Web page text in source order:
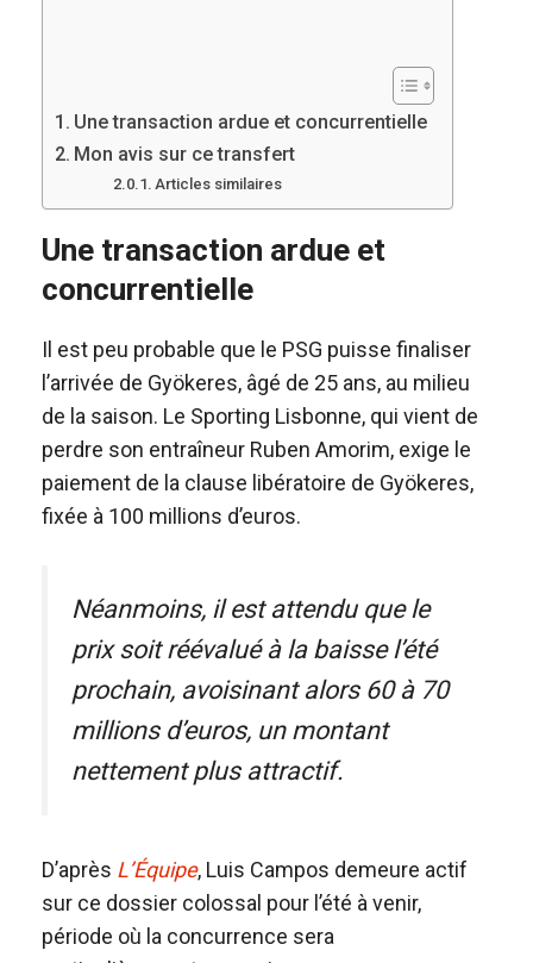
Une transaction ardue et concurrentielle
Mon avis sur ce transfert
Articles similaires
Une transaction ardue et
concurrentielle
Il est peu probable que le PSG puisse finaliser
l’arrivée de Gyökeres, âgé de 25 ans, au milieu
de la saison. Le Sporting Lisbonne, qui vient de
perdre son entraîneur Ruben Amorim, exige le
paiement de la clause libératoire de Gyökeres,
fixée à 100 millions d’euros.
Néanmoins, il est attendu que le
prix soit réévalué à la baisse l’été
prochain, avoisinant alors 60 à 70
millions d’euros, un montant
nettement plus attractif.
D’après L’Équipe, Luis Campos demeure actif
sur ce dossier colossal pour l’été à venir,
période où la concurrence sera